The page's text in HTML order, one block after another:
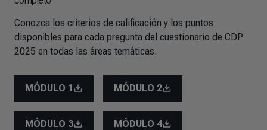
Conozca los criterios de calificación y los puntos
disponibles para cada pregunta del cuestionario de CDP
2025 en todas las áreas temáticas.
MÓDULO 1 MÓDULO 2
MÓDULO 3 MÓDULO 4